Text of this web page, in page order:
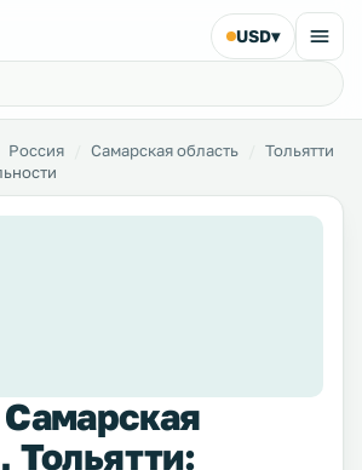
USD▾
Россия Самарская область
Тольятти
Тольятти: